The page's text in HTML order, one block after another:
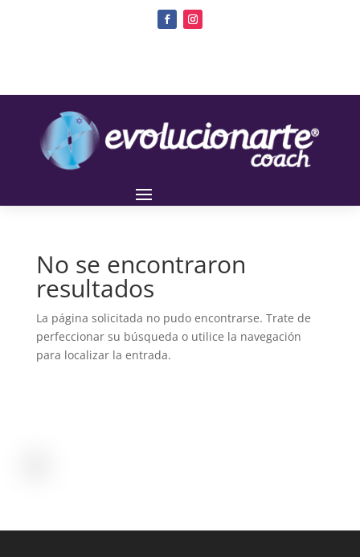
No se encontraron
resultados
La página solicitada no pudo encontrarse. Trate de
perfeccionar su búsqueda o utilice la navegación
para localizar la entrada.